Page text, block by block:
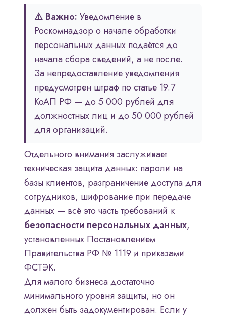
⚠️ Важно: Уведомление в
Роскомнадзор о начале обработки
персональных данных подаётся до
начала сбора сведений, а не после.
За непредоставление уведомления
предусмотрен штраф по статье 19.7
КоАП РФ — до 5 000 рублей для
должностных лиц и до 50 000 рублей
для организаций.
Отдельного внимания заслуживает
техническая защита данных: пароли на
базы клиентов, разграничение доступа для
сотрудников, шифрование при передаче
данных — всё это часть требований к
безопасности персональных данных,
установленных Постановлением
Правительства РФ № 1119 и приказами
ФСТЭК.
Для малого бизнеса достаточно
минимального уровня защиты, но он
должен быть задокументирован. Если у